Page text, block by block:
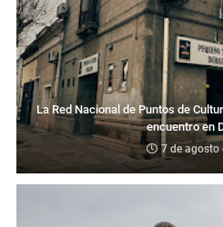
La Red Nacional de Puntos de
encuentro en
7 de agosto